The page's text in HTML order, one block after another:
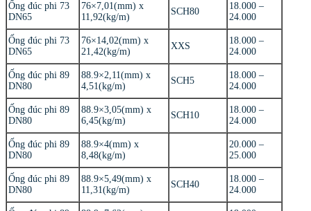
Ống đúc phi 73
DN65
76×7,01(mm) x
11,92(kg/m)
SCH80
18.000 –
24.000
Ống đúc phi 73
DN65
76×14,02(mm) x
21,42(kg/m)
XXS
18.000 –
24.000
Ống đúc phi 89
DN80
88.9×2,11(mm) x
4,51(kg/m)
SCH5
18.000 –
24.000
Ống đúc phi 89
DN80
88.9×3,05(mm) x
6,45(kg/m)
SCH10
18.000 –
24.000
Ống đúc phi 89
DN80
88.9×4(mm) x
8,48(kg/m)
20.000 –
25.000
Ống đúc phi 89
DN80
88.9×5,49(mm) x
11,31(kg/m)
SCH40
18.000 –
24.000